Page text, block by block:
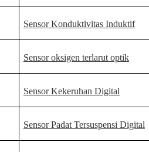
Sensor Konduktivitas Induktif
Sensor oksigen terlarut optik
Sensor Kekeruhan Digital
Sensor Padat Tersuspensi Digital